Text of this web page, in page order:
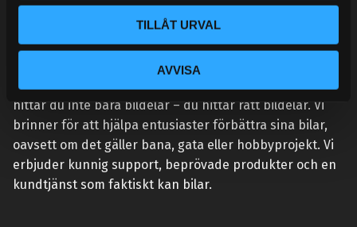
TILLÅT URVAL
AVVISA
Vi lever och andas prestanda. Hos Street Performance
hittar du inte bara bildelar – du hittar rätt bildelar. Vi
brinner för att hjälpa entusiaster förbättra sina bilar,
oavsett om det gäller bana, gata eller hobbyprojekt. Vi
erbjuder kunnig support, beprövade produkter och en
kundtjänst som faktiskt kan bilar.